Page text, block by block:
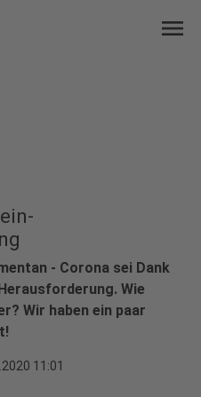
menu
- Corona sei Dank
Wie
Wir haben ein paar
11:01